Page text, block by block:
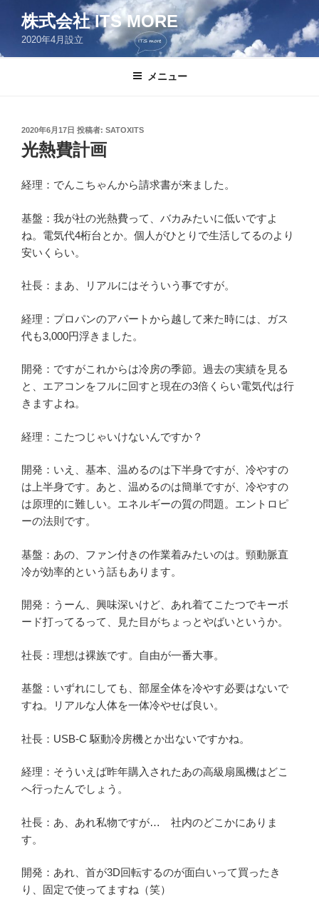
ン
株式会社 ITS MORE
2020年4月設立
メニュー
投
稿
日:
2020年6月17日 投稿者: SATOXITS
光熱費計画
経理：でんこちゃんから請求書が来ました。
基盤：我が社の光熱費って、バカみたいに低いですよ
ね。電気代4桁台とか。個人がひとりで生活してるのより
安いくらい。
社長：まあ、リアルにはそういう事ですが。
経理：プロパンのアパートから越して来た時には、ガス
代も3,000円浮きました。
開発：ですがこれからは冷房の季節。過去の実績を見る
と、エアコンをフルに回すと現在の3倍くらい電気代は行
きますよね。
経理：こたつじゃいけないんですか？
開発：いえ、基本、温めるのは下半身ですが、冷やすの
は上半身です。あと、温めるのは簡単ですが、冷やすの
は原理的に難しい。エネルギーの質の問題。エントロピ
ーの法則です。
基盤：あの、ファン付きの作業着みたいのは。頸動脈直
冷が効率的という話もあります。
開発：うーん、興味深いけど、あれ着てこたつでキーボ
ード打ってるって、見た目がちょっとやばいというか。
社長：理想は裸族です。自由が一番大事。
基盤：いずれにしても、部屋全体を冷やす必要はないで
すね。リアルな人体を一体冷やせば良い。
社長：USB-C 駆動冷房機とか出ないですかね。
経理：そういえば昨年購入されたあの高級扇風機はどこ
へ行ったんでしょう。
社長：あ、あれ私物ですが… 社内のどこかにありま
す。
開発：あれ、首が3D回転するのが面白いって買ったき
り、固定で使ってますね（笑）